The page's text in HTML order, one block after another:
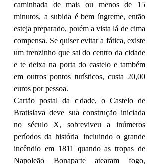
caminhada de mais ou menos de 15
minutos, a subida é bem íngreme, então
esteja preparado, porém a vista lá de cima
compensa. Se quiser evitar a fática, existe
um trenzinho que sai do centro da cidade
e te deixa na porta do castelo e também
em outros pontos turísticos, custa 20,00
euros por pessoa.
Cartão postal da cidade, o Castelo de
Bratislava deve sua construção iniciada
no século X, sobreviveu a inúmeros
períodos da história, incluindo o grande
incêndio em 1811 quando as tropas de
Napoleão Bonaparte atearam fogo,